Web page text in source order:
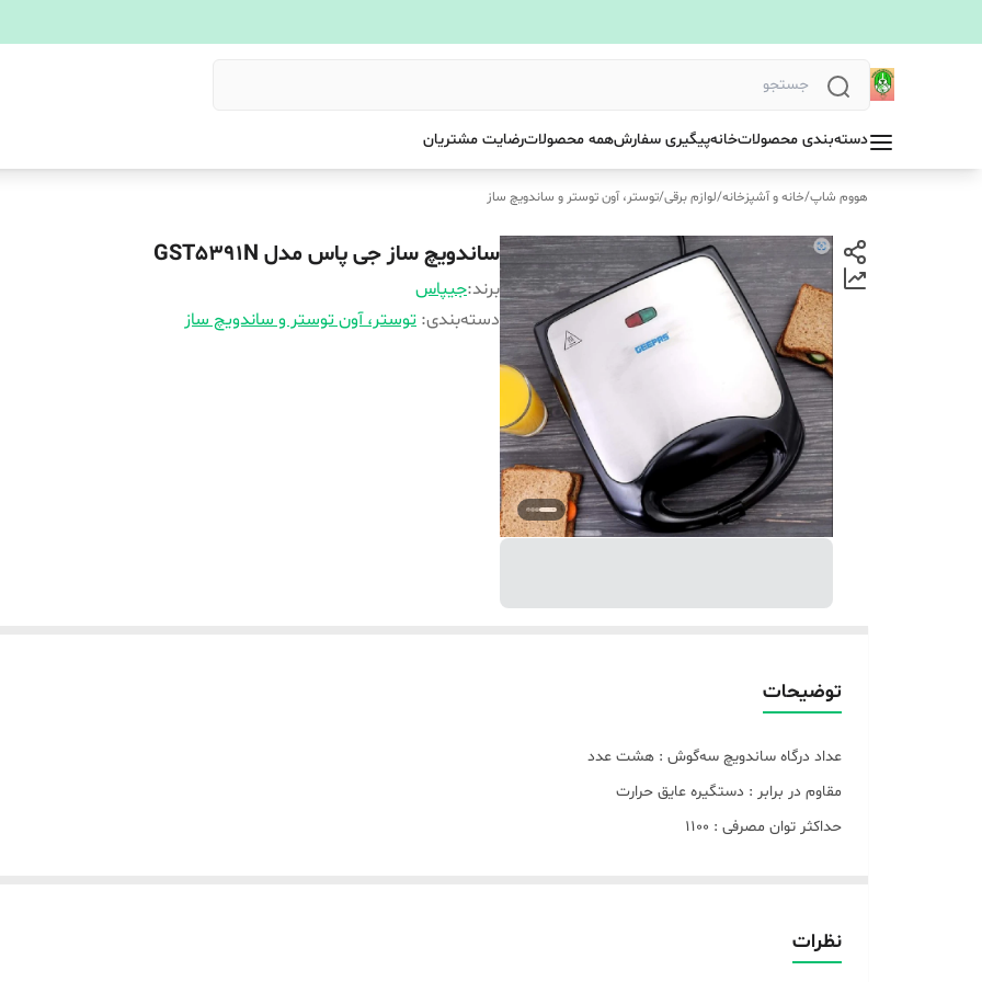
دسته‌بندی محصولاتخانهپیگیری سفارشهمه محصولاترضایت مشتریان
هووم شاپ/خانه و آشپزخانه/لوازم برقی/توستر، آون توستر و ساندویچ ساز
ساندویچ ساز جی پاس مدل GST5391N
برند:جیپاس
دسته‌بندی: توستر، آون توستر و ساندویچ ساز
توضیحات
عداد درگاه ساندویچ‌ سه‌گوش : هشت عدد
مقاوم در برابر : دستگیره عایق حرارت
حداکثر توان مصرفی : 1100
ابعاد : 36x31x15 سانتی‌متر
نظرات